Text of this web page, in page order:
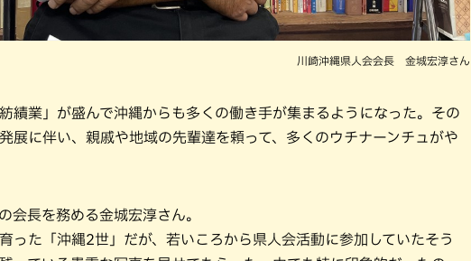
川崎沖縄県人会会長 金城宏淳さん
績業」が盛んで沖縄からも多くの働き手が集まるようになった。その
展に伴い、親戚や地域の先輩達を頼って、多くのウチナーンチュがや
会長を務める金城宏淳さん。
った「沖縄2世」だが、若いころから県人会活動に参加していたそう